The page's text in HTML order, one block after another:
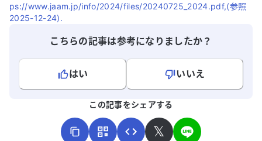
ps://www.jaam.jp/info/2024/files/20240725_2024.pdf,(参照
2025-12-24).
こちらの記事は参考になりましたか？
はい
いいえ
この記事をシェアする
𝕏